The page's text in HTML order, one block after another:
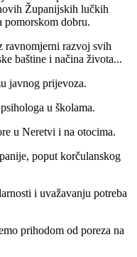
Županijskih lučkih
pomorskom dobru.
ravnomjerni razvoj svih
baštine i načina života...
javnog prijevoza.
u školama.
u Neretvi i na otocima.
poput korčulanskog
i uvažavanju potreba
prihodom od poreza na